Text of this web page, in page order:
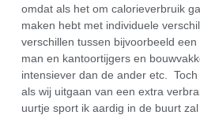
omdat als het om calorieverbruik
maken hebt met individuele
verschillen tussen bijvoorbeeld
man en kantoortijgers en
intensiever dan de ander etc.
als wij uitgaan van een extra
uurtje sport ik aardig in de buurt